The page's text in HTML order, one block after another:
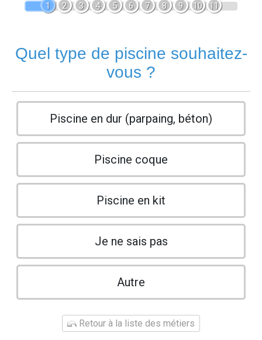
1 2 3 4 5 6 7 8 9 10 11
Quel type de piscine souhaitez-
vous ?
Piscine en dur (parpaing, béton)
Piscine coque
Piscine en kit
Je ne sais pas
Autre
Retour à la liste des métiers